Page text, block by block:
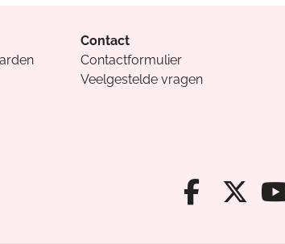
Contact
Contactformulier
Veelgestelde vragen
X